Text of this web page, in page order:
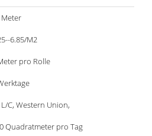
6.85/M2
pro Rolle
L/C, Western Union,
Quadratmeter pro Tag